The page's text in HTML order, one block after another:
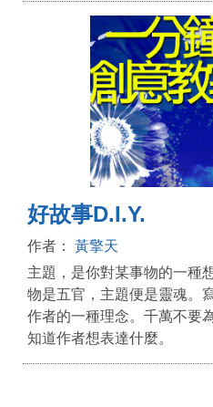
好故事D.I.Y.
作者：
黃擎天
主題，是你對某事物的一種
物是五官，主題便是靈魂。
作者的一種理念。千萬不要
知道作者想表達什麼。